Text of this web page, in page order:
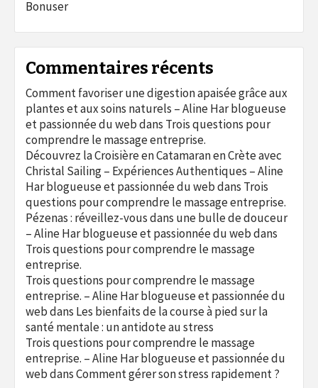
Bonuser
Commentaires récents
Comment favoriser une digestion apaisée grâce aux
plantes et aux soins naturels – Aline Har blogueuse
et passionnée du webdans Trois questions pour
comprendre le massage entreprise.
Découvrez la Croisière en Catamaran en Crète avec
Christal Sailing – Expériences Authentiques – Aline
Har blogueuse et passionnée du webdans Trois
questions pour comprendre le massage entreprise.
Pézenas : réveillez-vous dans une bulle de douceur
– Aline Har blogueuse et passionnée du webdans
Trois questions pour comprendre le massage
entreprise.
Trois questions pour comprendre le massage
entreprise. – Aline Har blogueuse et passionnée du
webdans Les bienfaits de la course à pied sur la
santé mentale : un antidote au stress
Trois questions pour comprendre le massage
entreprise. – Aline Har blogueuse et passionnée du
webdansComment gérer son stress rapidement ?